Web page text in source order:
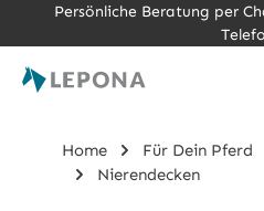
Zum Hauptinhalt springen
Persönliche Beratung per
Home Für Dein Pferd
Nierendecken